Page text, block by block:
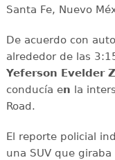
Santa Fe, Nuevo
De acuerdo con
alrededor de las
Yeferson Evelder
conducía en la
Road.
El reporte policial
una SUV que